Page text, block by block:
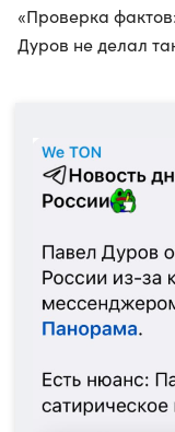
«Проверка
Дуров не делал